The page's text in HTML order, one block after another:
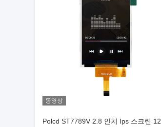
동영상
Polcd ST7789V 2.8 인치 Ips 스크린 12